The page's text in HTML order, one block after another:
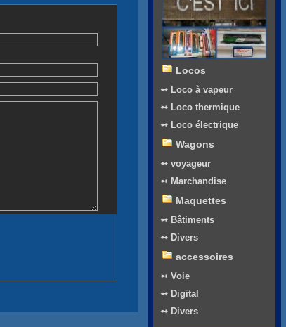
Locos
➻ Loco à vapeur
➻ Loco thermique
➻ Loco électrique
Wagons
➻ voyageur
➻ Marchandise
Maquettes
➻ Bâtiments
➻ Divers
accessoires
➻ Voie
➻ Digital
➻ Divers